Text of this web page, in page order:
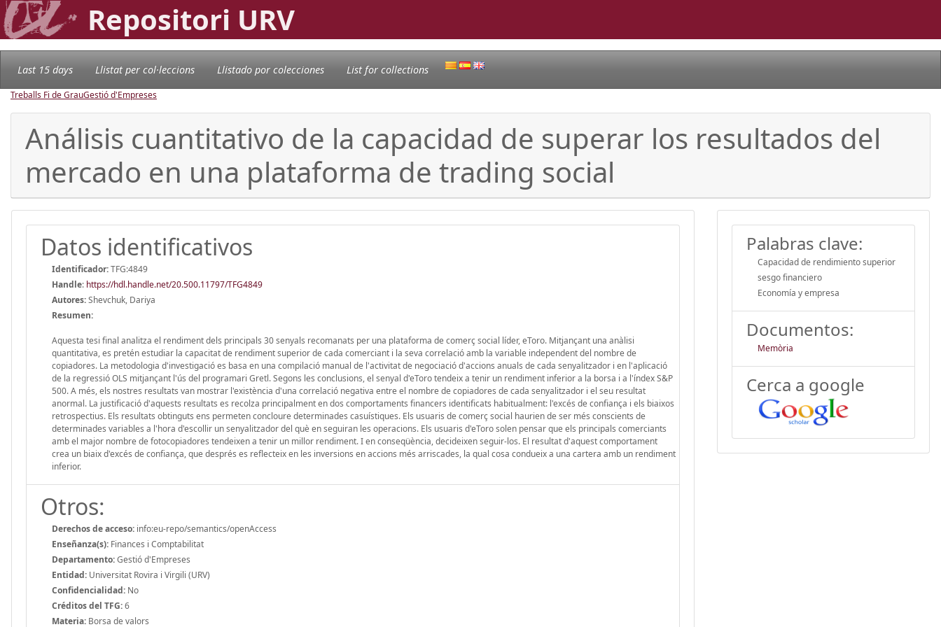
Repositori URV
Last 15 days Llistat per col·leccions Llistado por colecciones List for collections
Treballs Fi de GrauGestió d'Empreses
Análisis cuantitativo de la capacidad de superar los resultados del
mercado en una plataforma de trading social
Datos identificativos
Identificador:TFG:4849
Handle: https://hdl.handle.net/20.500.11797/TFG4849
Autores:Shevchuk, Dariya
Resumen:
Aquesta tesi final analitza el rendiment dels principals 30 senyals recomanats per una plataforma de comerç social líder, eToro. Mitjançant una anàlisi
quantitativa, es pretén estudiar la capacitat de rendiment superior de cada comerciant i la seva correlació amb la variable independent del nombre de
copiadores. La metodologia d'investigació es basa en una compilació manual de l'activitat de negociació d'accions anuals de cada senyalitzador i en l'aplicació
de la regressió OLS mitjançant l'ús del programari Gretl. Segons les conclusions, el senyal d'eToro tendeix a tenir un rendiment inferior a la borsa i a l'índex S&P
500. A més, els nostres resultats van mostrar l'existència d'una correlació negativa entre el nombre de copiadores de cada senyalitzador i el seu resultat
anormal. La justificació d'aquests resultats es recolza principalment en dos comportaments financers identificats habitualment: l'excés de confiança i els biaixos
retrospectius. Els resultats obtinguts ens permeten concloure determinades casuístiques. Els usuaris de comerç social haurien de ser més conscients de
determinades variables a l'hora d'escollir un senyalitzador del què en seguiran les operacions. Els usuaris d'eToro solen pensar que els principals comerciants
amb el major nombre de fotocopiadores tendeixen a tenir un millor rendiment. I en conseqüència, decideixen seguir-los. El resultat d'aquest comportament
crea un biaix d'excés de confiança, que després es reflecteix en les inversions en accions més arriscades, la qual cosa condueix a una cartera amb un rendiment
inferior.
Otros:
Derechos de acceso: info:eu-repo/semantics/openAccess
Enseñanza(s): Finances i Comptabilitat
Departamento:Gestió d'Empreses
Entidad: Universitat Rovira i Virgili (URV)
Confidencialidad: No
Créditos del TFG:6
Materia: Borsa de valors
Palabras clave:
Capacidad de rendimiento superior
sesgo financiero
Economía y empresa
Documentos:
Memòria
Cerca a google